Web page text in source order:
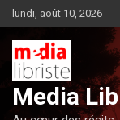
Aller
au
contenu
lundi, août 10, 2026
Media